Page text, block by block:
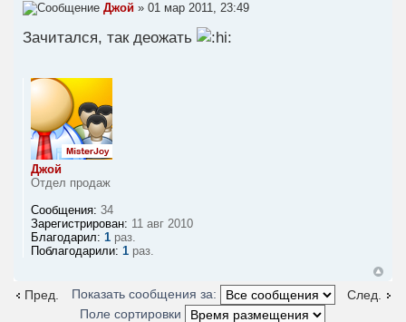
Джой » 01 мар 2011, 23:49
Зачитался, так деожать
Джой
Отдел продаж
Сообщения: 34
Зарегистрирован: 11 авг 2010
Благодарил: 1 раз.
Поблагодарили: 1 раз.
Пред. След.
Показать сообщения за:
Поле сортировки